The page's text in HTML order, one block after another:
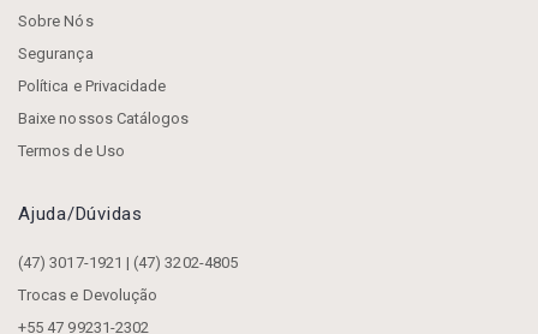
Sobre Nós
Segurança
Política e Privacidade
Baixe nossos Catálogos
Termos de Uso
Ajuda/dúvidas
(47) 3017-1921 | (47) 3202-4805
Trocas e Devolução
+55 47 99231-2302